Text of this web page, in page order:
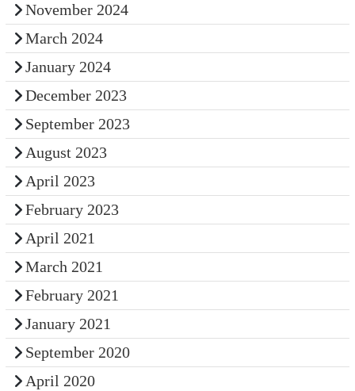
November 2024
March 2024
January 2024
December 2023
September 2023
August 2023
April 2023
February 2023
April 2021
March 2021
February 2021
January 2021
September 2020
April 2020